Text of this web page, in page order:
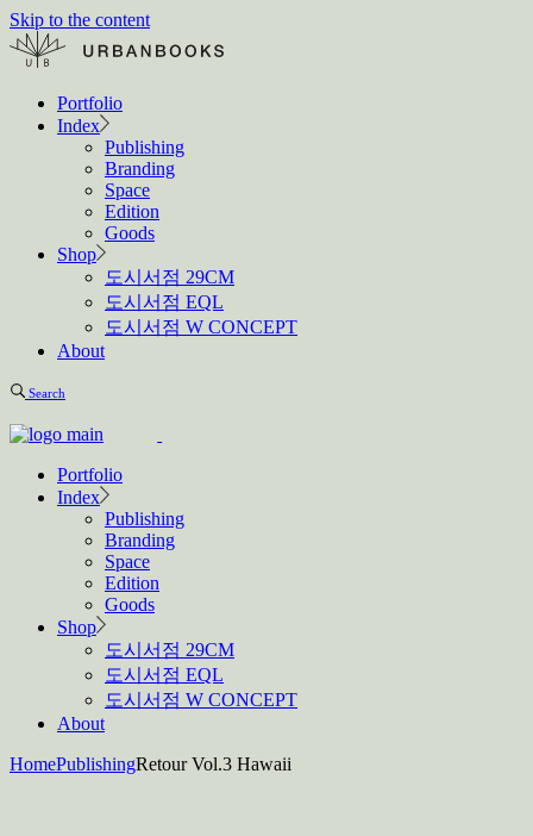
Skip to the content
Portfolio
Index
Publishing
Branding
Space
Edition
Goods
Shop
도시서점 29CM
도시서점 EQL
도시서점 W CONCEPT
About
Search
Portfolio
Index
Publishing
Branding
Space
Edition
Goods
Shop
도시서점 29CM
도시서점 EQL
도시서점 W CONCEPT
About
HomePublishingRetour Vol.3 Hawaii